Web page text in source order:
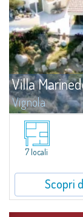
Villa
Vignola
Abbiamo il piacere
soli 500 mt dalla
vista mare
7 locali
Scopri